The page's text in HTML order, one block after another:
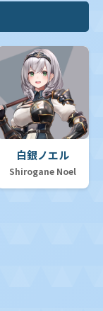
白銀ノエル
Shirogane Noel